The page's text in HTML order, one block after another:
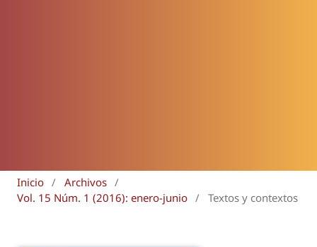
Inicio / Archivos /
Vol. 15 Núm. 1 (2016): enero-junio / Textos y contextos